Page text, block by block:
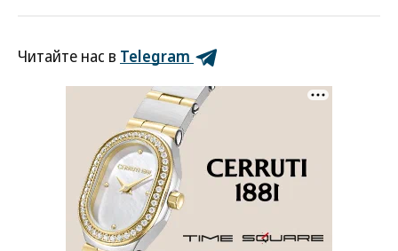
Читайте нас в Telegram